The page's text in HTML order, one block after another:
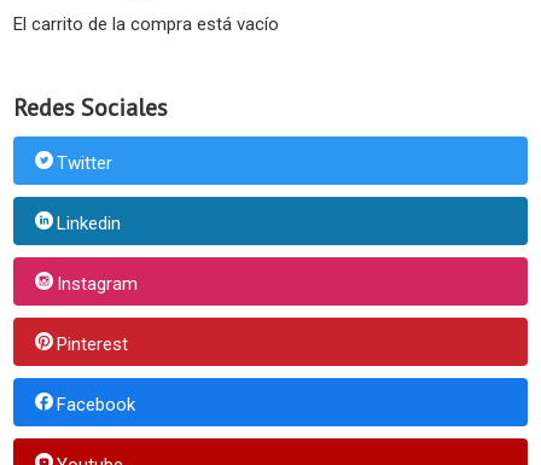
El carrito de la compra está vacío
Redes Sociales
Twitter
Linkedin
Instagram
Pinterest
Facebook